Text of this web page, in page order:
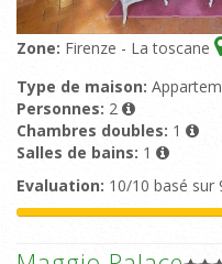
Zone: Firenze - La toscane
Type de maison:
Personnes: 2
Chambres doubles: 1
Salles de bains: 1
Evaluation: 10/10 basé sur